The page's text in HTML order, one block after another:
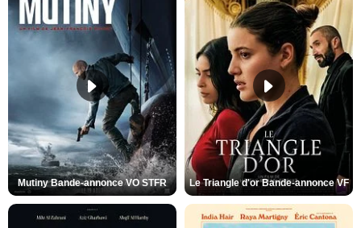
Mutiny Bande-annonce VO STFR Le Triangle d'or Bande-annonce VF